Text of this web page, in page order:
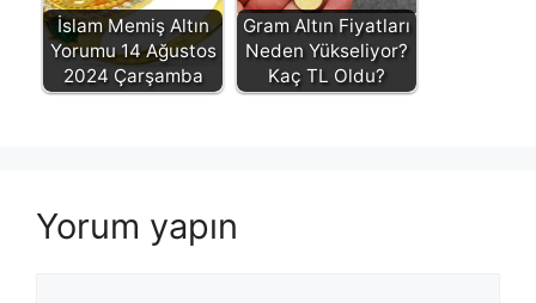
İslam Memiş Altın
Yorumu 14 Ağustos
2024 Çarşamba
Gram Altın Fiyatları
Neden Yükseliyor?
Kaç TL Oldu?
Yorum yapın